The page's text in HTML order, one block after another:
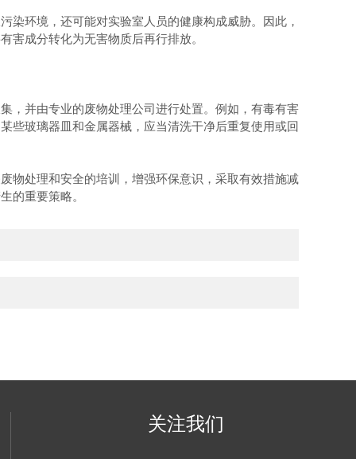
环境，还可能对实验室人员的健康构成威胁。因此，
害成分转化为无害物质后再行排放。
并由专业的废物处理公司进行处置。例如，有毒有害
些玻璃器皿和金属器械，应当清洗干净后重复使用或回
处理和安全的培训，增强环保意识，采取有效措施减
的重要策略。
关注我们